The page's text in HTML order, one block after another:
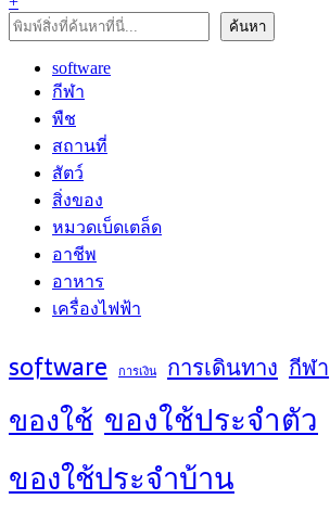
ค้นหา
ค้นหา
software
กีฬา
พืช
สถานที่
สัตว์
สิ่งของ
หมวดเบ็ดเตล็ด
อาชีพ
อาหาร
เครื่องไฟฟ้า
software การเงิน การเดินทาง กีฬา
ของใช้ ของใช้ประจำตัว
ของใช้ประจำบ้าน